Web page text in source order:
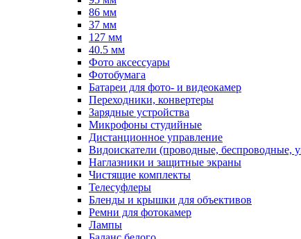
86 мм
37 мм
127 мм
40.5 мм
Фото аксессуары
Фотобумага
Батареи для фото- и видеокамер
Переходники, конвертеры
Зарядные устройства
Микрофоны студийные
Дистанционное управление
Видоискатели (проводные, беспроводные,
Наглазники и защитные экраны
Чистящие комплекты
Телесуфлеры
Бленды и крышки для объективов
Ремни для фотокамер
Лампы